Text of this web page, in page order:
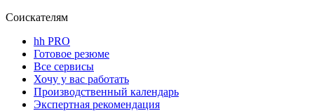
Соискателям
hh PRO
Готовое резюме
Все сервисы
Хочу у вас работать
Производственный календарь
Экспертная рекомендация